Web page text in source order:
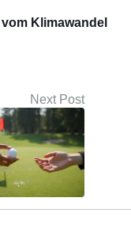
Klimawandel
Next Post